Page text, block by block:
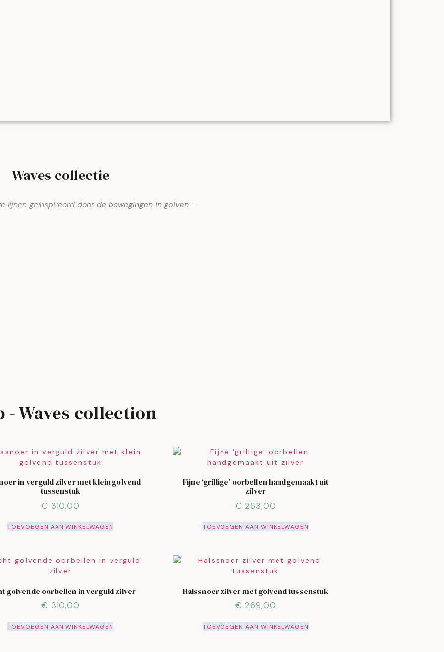
Waves collectie
lijnen geïnspireerd door de bewegingen in golven –
- Waves collection
in verguld zilver met klein golvend
tussenstuk
€ 310,00
TOEVOEGEN AAN WINKELWAGEN
Fijne ‘grillige’ oorbellen handgemaakt uit
zilver
€ 263,00
TOEVOEGEN AAN WINKELWAGEN
golvende oorbellen in verguld zilver
€ 310,00
TOEVOEGEN AAN WINKELWAGEN
Halssnoer zilver met golvend tussenstuk
€ 269,00
TOEVOEGEN AAN WINKELWAGEN